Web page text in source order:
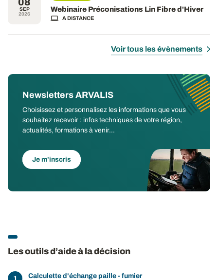
SEP
2026
Webinaire Préconisations Lin Fibre d'Hiver
A DISTANCE
Voir tous les évènements
Newsletters ARVALIS
Choisissez et personnalisez les informations que vous
souhaitez recevoir : infos techniques de votre région,
actualités, formations à venir...
Je m'inscris
Les outils d’aide à la décision
Calculette d'échange paille - fumier